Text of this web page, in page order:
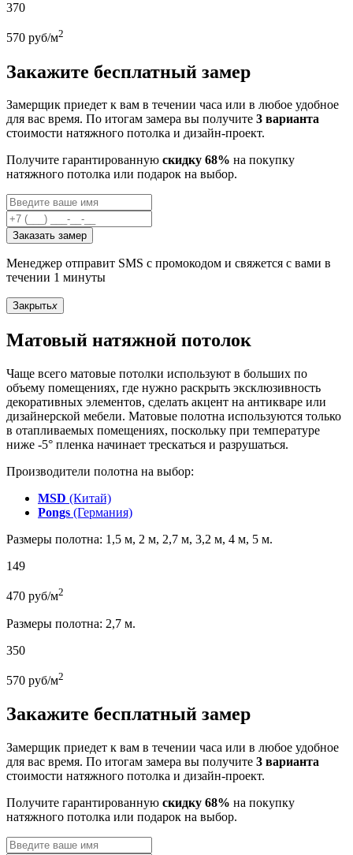
370
570 руб/м2
Закажите бесплатный замер
Замерщик приедет к вам в течении часа или в любое удобное
для вас время. По итогам замера вы получите 3 варианта
стоимости натяжного потолка и дизайн-проект.
Получите гарантированную скидку 68% на покупку
натяжного потолка или подарок на выбор.
Заказать замер
Менеджер отправит SMS с промокодом и свяжется с вами в
течении 1 минуты
Закрытьx
Матовый натяжной потолок
Чаще всего матовые потолки используют в больших по
объему помещениях, где нужно раскрыть эксклюзивность
декоративных элементов, сделать акцент на антикваре или
дизайнерской мебели. Матовые полотна используются только
в отапливаемых помещениях, поскольку при температуре
ниже -5° пленка начинает трескаться и разрушаться.
Производители полотна на выбор:
MSD (Китай)
Pongs (Германия)
Размеры полотна: 1,5 м, 2 м, 2,7 м, 3,2 м, 4 м, 5 м.
149
470 руб/м2
Размеры полотна: 2,7 м.
350
570 руб/м2
Закажите бесплатный замер
Замерщик приедет к вам в течении часа или в любое удобное
для вас время. По итогам замера вы получите 3 варианта
стоимости натяжного потолка и дизайн-проект.
Получите гарантированную скидку 68% на покупку
натяжного потолка или подарок на выбор.